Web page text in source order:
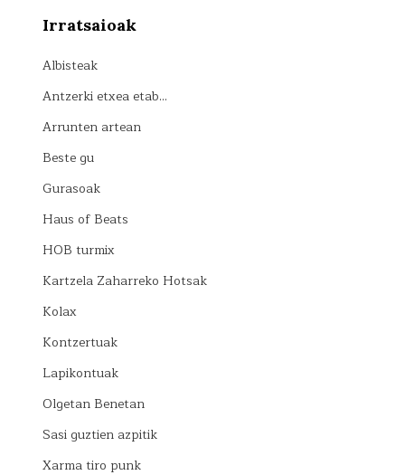
Irratsaioak
Albisteak
Antzerki etxea etab…
Arrunten artean
Beste gu
Gurasoak
Haus of Beats
HOB turmix
Kartzela Zaharreko Hotsak
Kolax
Kontzertuak
Lapikontuak
Olgetan Benetan
Sasi guztien azpitik
Xarma tiro punk